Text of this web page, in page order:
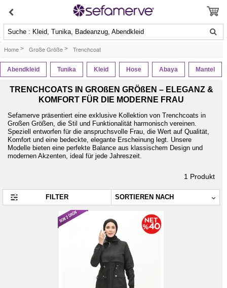
Suche : Kleid, Tunika, Badeanzug, Abendkleid
Home > Große Größe > Trenchcoat
Abendkleid Tunika Kleid Hose Abaya Mantel
TRENCHCOATS IN GROßEN GRÖßEN – ELEGANZ &
KOMFORT FÜR DIE MODERNE FRAU
Sefamerve präsentiert eine exklusive Kollektion von Trenchcoats in
Großen Größen, die Stil und Funktionalität harmonisch vereinen.
Speziell entworfen für die anspruchsvolle Frau, die Wert auf Qualität,
Komfort und eine bedeckte, elegante Erscheinung legt. Unsere
Modelle bieten eine perfekte Balance aus klassischem Design und
modernen Akzenten, ideal für jede Jahreszeit.
1 Produkt
FILTER